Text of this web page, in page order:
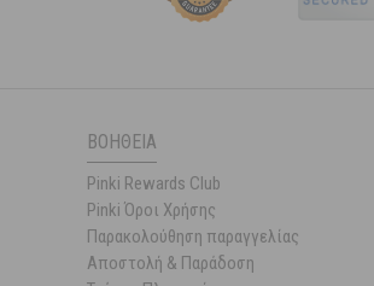
ΒΟΉΘΕΙΑ
Pinki Rewards Club
Pinki Όροι Χρήσης
Παρακολούθηση παραγγελίας
Αποστολή & Παράδοση